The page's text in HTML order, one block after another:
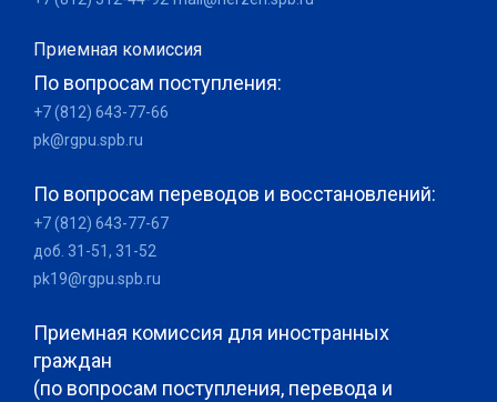
Приемная комиссия
По вопросам поступления:
+7 (812) 643-77-66
pk@rgpu.spb.ru
По вопросам переводов и восстановлений:
+7 (812) 643-77-67
доб. 31-51, 31-52
pk19@rgpu.spb.ru
Приемная комиссия для иностранных
граждан
(по вопросам поступления, перевода и